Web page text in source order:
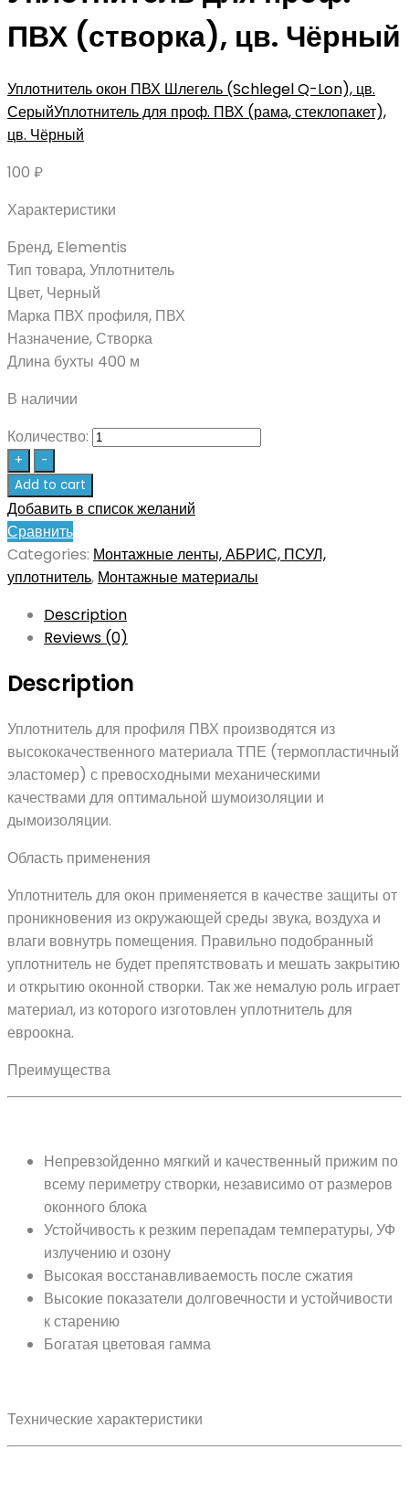
ПВХ (створка), цв. Чёрный
Уплотнитель окон ПВХ Шлегель (Schlegel Q-Lon), цв.
СерыйУплотнитель для проф. ПВХ (рама, стеклопакет),
цв. Чёрный
100 ₽
Характеристики
Бренд, Elementis
Тип товара, Уплотнитель
Цвет, Черный
Марка ПВХ профиля, ПВХ
Назначение, Створка
Длина бухты 400 м
В наличии
Количество:
+
-
Add to cart
Добавить в список желаний
Сравнить
Categories: Монтажные ленты, АБРИС, ПСУЛ,
уплотнитель, Монтажные материалы
Description
Reviews (0)
Description
Уплотнитель для профиля ПВХ производятся из
высококачественного материала ТПЕ (термопластичный
эластомер) с превосходными механическими
качествами для оптимальной шумоизоляции и
дымоизоляции.
Область применения
Уплотнитель для окон применяется в качестве защиты от
проникновения из окружающей среды звука, воздуха и
влаги вовнутрь помещения. Правильно подобранный
уплотнитель не будет препятствовать и мешать закрытию
и открытию оконной створки. Так же немалую роль играет
материал, из которого изготовлен уплотнитель для
евроокна.
Преимущества
Непревзойденно мягкий и качественный прижим по
всему периметру створки, независимо от размеров
оконного блока
Устойчивость к резким перепадам температуры, УФ
излучению и озону
Высокая восстанавливаемость после сжатия
Высокие показатели долговечности и устойчивости
к старению
Богатая цветовая гамма
Технические характеристики